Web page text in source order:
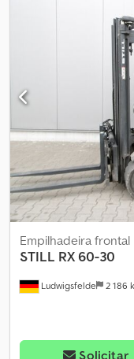
, tipo de
Ludwigsfelde 2 186
Empilhadeira frontal
STILL RX 60-30
Solicitar